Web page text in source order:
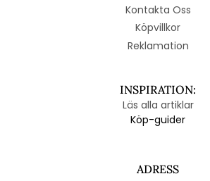
Kontakta Oss
Köpvillkor
Reklamation
INSPIRATION:
Läs alla artiklar
Köp-guider
ADRESS